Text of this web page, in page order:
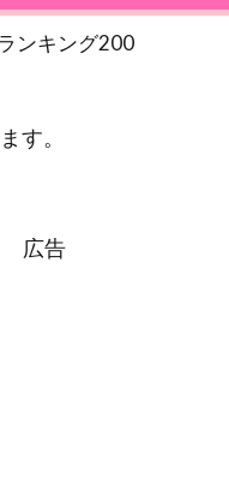
ンキング200
す。
広告